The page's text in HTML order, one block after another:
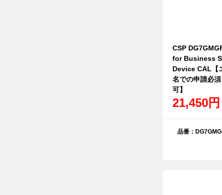
CSP
for Business
Device CAL【
名での申請必
可】
21,450円
品番：